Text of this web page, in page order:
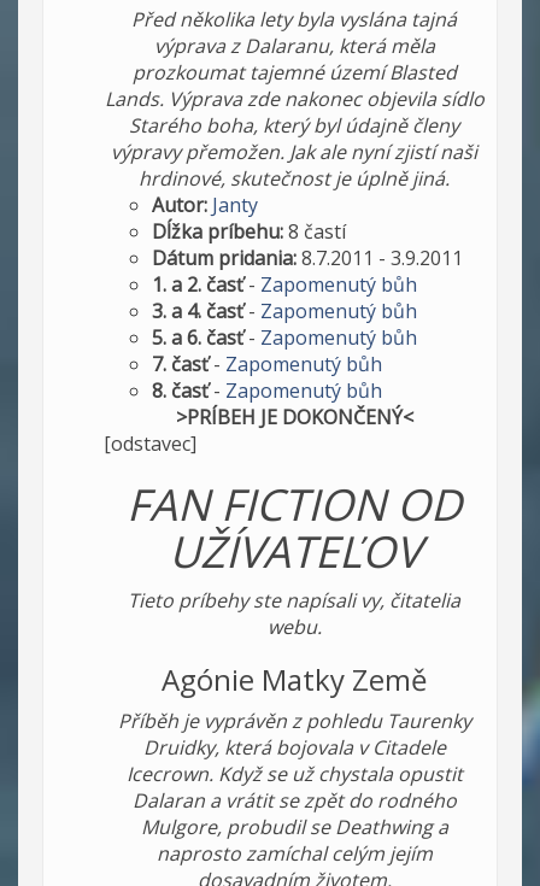
Před několika lety byla vyslána tajná
výprava z Dalaranu, která měla
prozkoumat tajemné území Blasted
Lands. Výprava zde nakonec objevila sídlo
Starého boha, který byl údajně členy
výpravy přemožen. Jak ale nyní zjistí naši
hrdinové, skutečnost je úplně jiná.
Autor: Janty
Dĺžka príbehu:8 častí
Dátum pridania:8.7.2011 - 3.9.2011
1. a 2. časť- Zapomenutý bůh
3. a 4. časť- Zapomenutý bůh
5. a 6. časť- Zapomenutý bůh
7. časť- Zapomenutý bůh
8. časť- Zapomenutý bůh
>PRÍBEH JE DOKONČENÝ<
[odstavec]
FAN FICTION OD
UŽÍVATEĽOV
Tieto príbehy ste napísali vy, čitatelia
webu.
Agónie Matky Země
Příběh je vyprávěn z pohledu Taurenky
Druidky, která bojovala v Citadele
Icecrown. Když se už chystala opustit
Dalaran a vrátit se zpět do rodného
Mulgore, probudil se Deathwing a
naprosto zamíchal celým jejím
dosavadním životem.